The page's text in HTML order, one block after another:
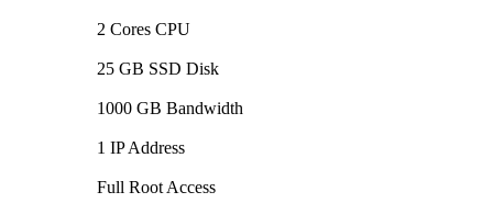
2 Cores CPU
25 GB SSD Disk
1000 GB Bandwidth
1 IP Address
Full Root Access